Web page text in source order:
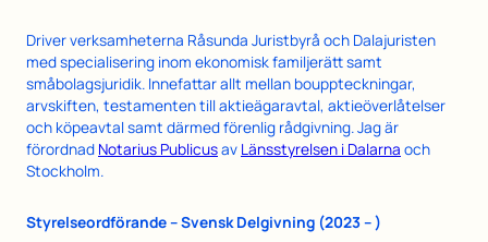
Driver verksamheterna Råsunda Juristbyrå och Dalajuristen
med specialisering inom ekonomisk familjerätt samt
småbolagsjuridik. Innefattar allt mellan bouppteckningar,
arvskiften, testamenten till aktieägaravtal, aktieöverlåtelser
och köpeavtal samt därmed förenlig rådgivning. Jag är
förordnad Notarius Publicusav Länsstyrelsen i Dalarna och
Stockholm.
Styrelseordförande – Svensk Delgivning (2023 – )